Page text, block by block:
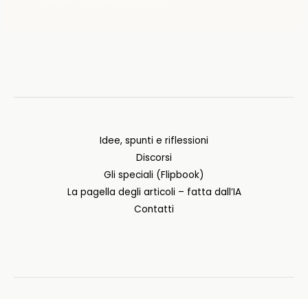
Idee, spunti e riflessioni
Discorsi
Gli speciali (Flipbook)
La pagella degli articoli – fatta dall’IA
Contatti